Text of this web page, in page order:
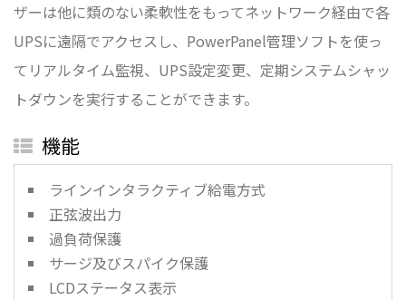
ザーは他に類のない柔軟性をもってネットワーク経由で各
UPSに遠隔でアクセスし、PowerPanel管理ソフトを使っ
てリアルタイム監視、UPS設定変更、定期システムシャッ
トダウンを実行することができます。
機能
ラインインタラクティブ給電方式
正弦波出力
過負荷保護
サージ及びスパイク保護
LCDステータス表示